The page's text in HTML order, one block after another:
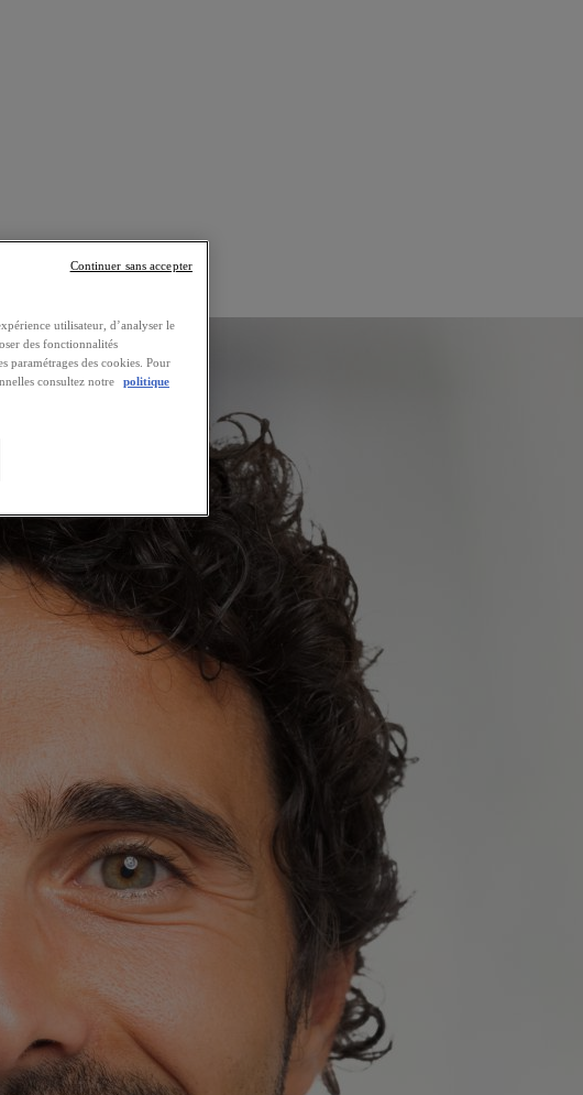
utilisateur, d’analyser le
des fonctionnalités
paramétrages des cookies. Pour
consultez notre
politique
Continuer sans accepter